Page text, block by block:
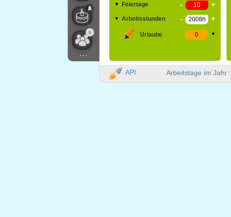
▼ Feiertage - +
▼ Arbeitsstunden - +
Urlaube ▼
0
...
Arbeitstage im Jahr :
API